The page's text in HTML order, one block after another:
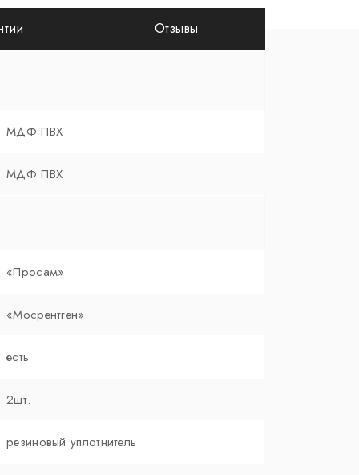
Отзывы
МДФ ПВХ
МДФ ПВХ
«Просам»
«Мосрентген»
есть
2шт.
резиновый уплотнитель